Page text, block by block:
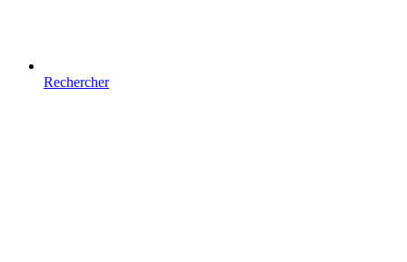
Rechercher